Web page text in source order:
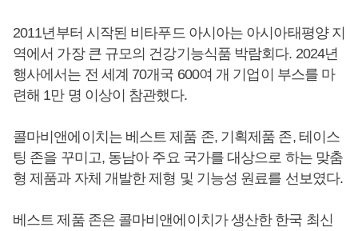
2011년부터 시작된 비타푸드 아시아는 아시아태평양 지
역에서 가장 큰 규모의 건강기능식품 박람회다. 2024년
행사에서는 전 세계 70개국 600여 개 기업이 부스를 마
련해 1만 명 이상이 참관했다.
콜마비앤에이치는 베스트 제품 존, 기획제품 존, 테이스
팅 존을 꾸미고, 동남아 주요 국가를 대상으로 하는 맞춤
형 제품과 자체 개발한 제형 및 기능성 원료를 선보였다.
베스트 제품 존은 콜마비앤에이치가 생산한 한국 최신